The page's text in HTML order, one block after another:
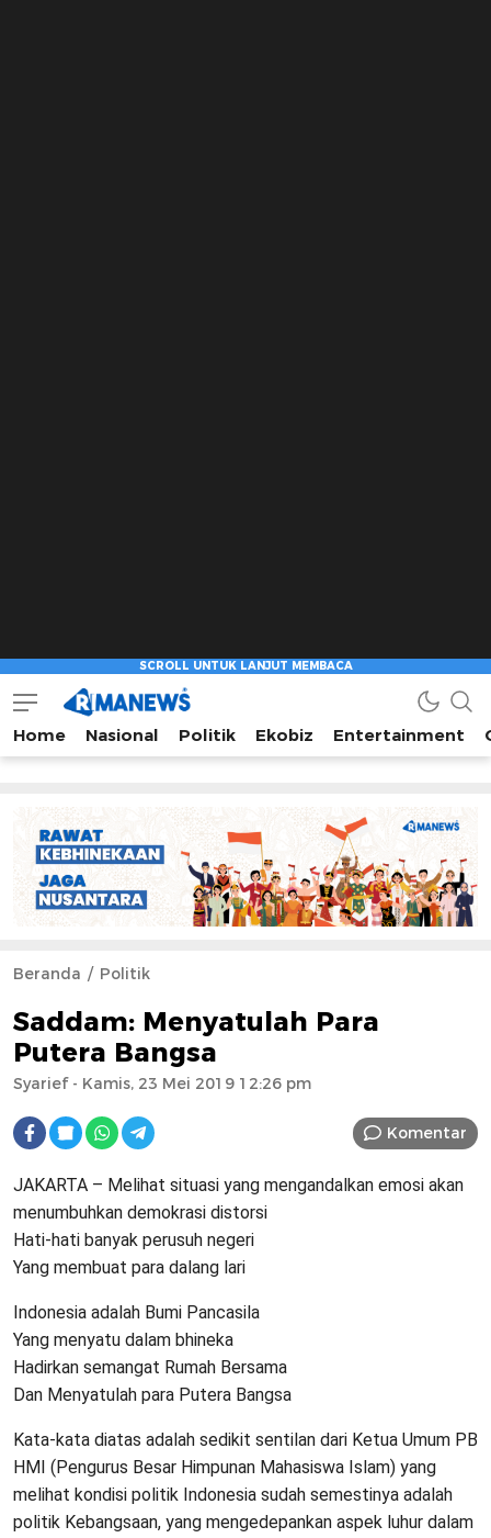
Home Nasional Politik Ekobiz Entertainment
Beranda Politik
Saddam: Menyatulah Para
Putera Bangsa
Syarief- Kamis, 23 Mei 2019 12:26 pm
Komentar
JAKARTA – Melihat situasi yang mengandalkan emosi akan
menumbuhkan demokrasi distorsi
Hati-hati banyak perusuh negeri
Yang membuat para dalang lari
Indonesia adalah Bumi Pancasila
Yang menyatu dalam bhineka
Hadirkan semangat Rumah Bersama
Dan Menyatulah para Putera Bangsa
Kata-kata diatas adalah sedikit sentilan dari Ketua Umum PB
HMI (Pengurus Besar Himpunan Mahasiswa Islam) yang
melihat kondisi politik Indonesia sudah semestinya adalah
politik Kebangsaan, yang mengedepankan aspek luhur dalam